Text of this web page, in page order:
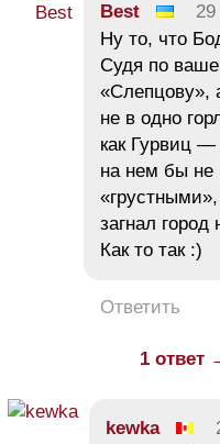
Best
Ну то, что
Судя по
«Слепцову»,
не в одно
как Гурвиц
на нем бы не
загнал город
Как то так :)
Ответить
1 ответ
kewka